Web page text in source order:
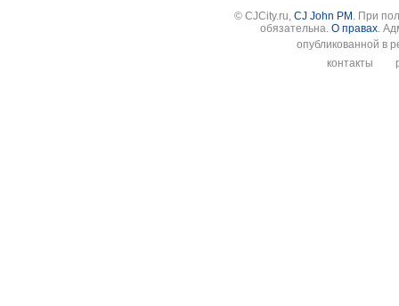
© CJCity.ru, CJ John PM . При
обязательна. О правах.
опубликованной в
контакты